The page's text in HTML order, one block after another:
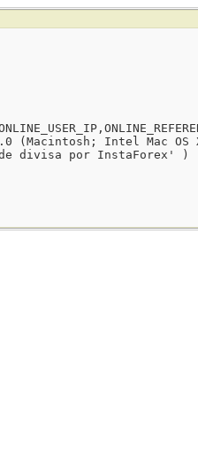
Intel Mac OS X
divisa por InstaForex' )